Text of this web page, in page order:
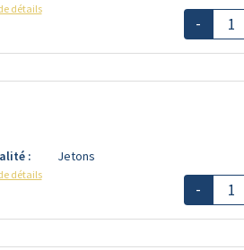
détails
-
: Jetons
détails
-